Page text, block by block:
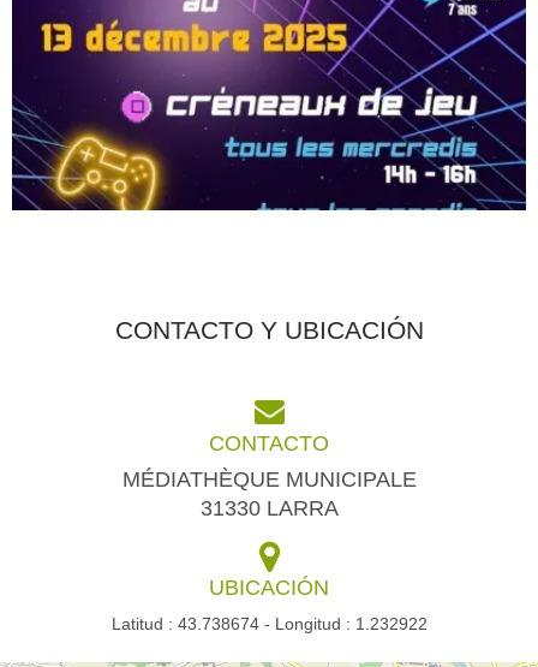
CONTACTO Y UBICACIÓN
CONTACTO
MÉDIATHÈQUE MUNICIPALE
31330 LARRA
UBICACIÓN
Latitud : 43.738674 - Longitud : 1.232922